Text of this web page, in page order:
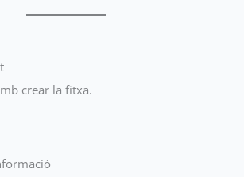
crear la fitxa.